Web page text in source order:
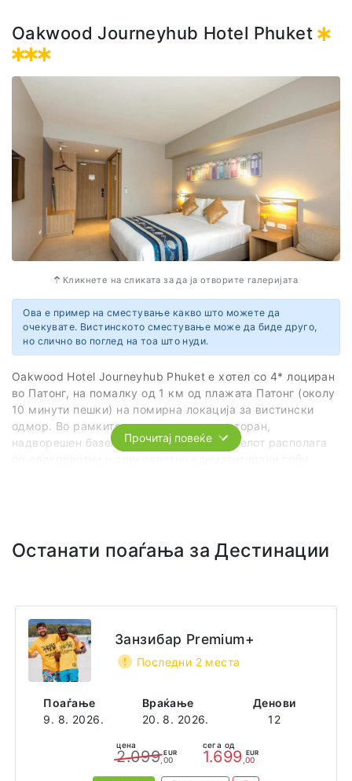
Oakwood Journeyhub Hotel Phuket
Кликнете на сликата за да ја отворите галеријата
Ова е пример на сместување какво што можете да
очекувате. Вистинското сместување може да биде друго,
но слично во поглед на тоа што нуди.
Oakwood Hotel Journeyhub Phuket е хотел со 4* лоциран
во Патонг, на помалку од 1 км од плажата Патонг (околу
10 минути пешки) на помирна локација за вистински
одмор. Во рамките на хотелот има ресторан,
надворешен базен и фитнес центар. Хотелот располага
https://www.oakwood.com/thailand/phuket/hotel-phuket
240/8
Pungmuang Sai Kor Road
Tambon Patong
Kathu District
Phuket
83150 Patong Beach
Thailand
Прочитај повеќе
Останати поаѓања за Дестинации
Поаѓање
9. 8. 2026.
Враќање
20. 8. 2026.
Денови
12
Занзибар Premium+
Последни 2 места
цена
2.099 EUR
,00
сега од
1.699 EUR
,00